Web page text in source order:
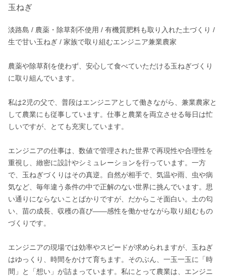
玉ねぎ
淡路島 / 農薬・除草剤不使用 / 有機質肥料も取り入れた土づくり /
生で甘い玉ねぎ / 家族で取り組むエンジニア兼業農家
農薬や除草剤を使わず、安心して食べていただける玉ねぎづくり
に取り組んでいます。
私は2児の父で、普段はエンジニアとして働きながら、兼業農家と
して農業にも従事しています。仕事と農業を両立させる毎日は忙
しいですが、とても充実しています。
エンジニアの仕事は、数値で管理された世界で再現性や合理性を
重視し、緻密に設計やシミュレーションを行っています。一方
で、玉ねぎづくりはその真逆。自然が相手で、気温や雨、虫や病
気など、毎年違う条件の中で正解のない世界に挑んでいます。思
い通りにならないことばかりですが、だからこそ面白い。土の匂
い、苗の成長、収穫の喜び――感性を働かせながら取り組むもの
づくりです。
エンジニアの現場では効率やスピードが求められますが、玉ねぎ
はゆっくり、時間をかけて育ちます。そのぶん、一玉一玉に「時
間」と「想い」が詰まっています。私にとって農業は、エンジニ